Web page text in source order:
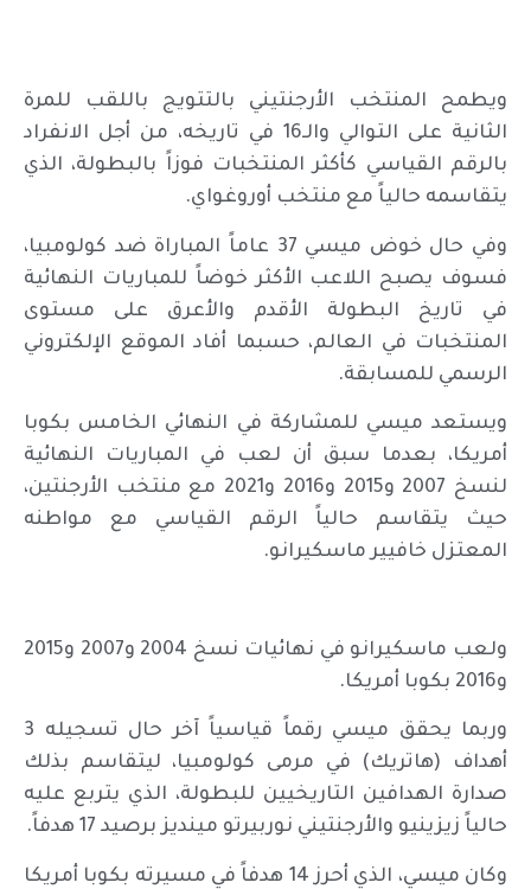
ويطمح المنتخب الأرجنتيني بالتتويج باللقب للمرة
الثانية على التوالي والـ16 في تاريخه، من أجل الانفراد
بالرقم القياسي كأكثر المنتخبات فوزاً بالبطولة، الذي
يتقاسمه حالياً مع منتخب أوروغواي.
وفي حال خوض ميسي 37 عاماً المباراة ضد كولومبيا،
فسوف يصبح اللاعب الأكثر خوضاً للمباريات النهائية
في تاريخ البطولة الأقدم والأعرق على مستوى
المنتخبات في العالم، حسبما أفاد الموقع الإلكتروني
الرسمي للمسابقة.
ويستعد ميسي للمشاركة في النهائي الخامس بكوبا
أمريكا، بعدما سبق أن لعب في المباريات النهائية
لنسخ 2007 و2015 و2016 و2021 مع منتخب الأرجنتين،
حيث يتقاسم حالياً الرقم القياسي مع مواطنه
المعتزل خافيير ماسكيرانو.
ولعب ماسكيرانو في نهائيات نسخ 2004 و2007 و2015
و2016 بكوبا أمريكا.
وربما يحقق ميسي رقماً قياسياً آخر حال تسجيله 3
أهداف (هاتريك) في مرمى كولومبيا، ليتقاسم بذلك
صدارة الهدافين التاريخيين للبطولة، الذي يتربع عليه
حالياً زيزينيو والأرجنتيني نوربيرتو مينديز برصيد 17 هدفاً.
وكان ميسي، الذي أحرز 14 هدفاً في مسيرته بكوبا أمريكا